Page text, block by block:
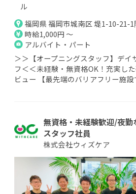
ル
福岡県 福岡市城南区 堤1-10-21-
時給1,000円 ～
アルバイト・パート
＞＞【オープニングスタッフ】デイ
フ＜＜未経験・無資格OK！充実し
ビュー 【最先端のバリアフリー施
無資格・未経験歓迎/夜
スタッフ社員
株式会社ウィズケア